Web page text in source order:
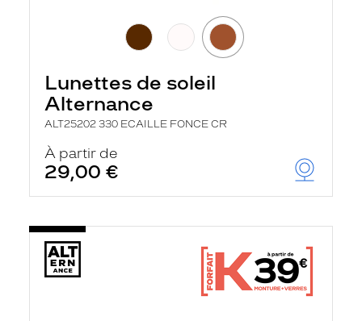
Lunettes de soleil
Alternance
ALT25202 330 ECAILLE FONCE CR
À partir de
29,00 €